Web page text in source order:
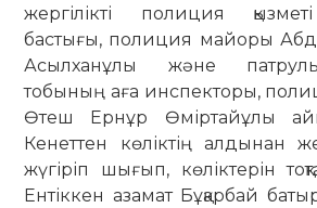
жергілікті полиция
бастығы, полиция майоры
Асылханұлы және
тобының аға инспекторы,
Өтеш Ернұр Өміртайұлы
Кенеттен көліктің алдынан
жүгіріп шығып, көліктерін
Ентіккен азамат Бұқарбай